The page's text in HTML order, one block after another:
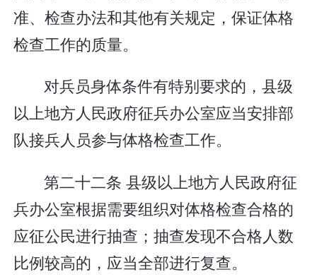
准、检查办法和其他有关规定，保证体格
检查工作的质量。
对兵员身体条件有特别要求的，县级
以上地方人民政府征兵办公室应当安排部
队接兵人员参与体格检查工作。
第二十二条 县级以上地方人民政府征
兵办公室根据需要组织对体格检查合格的
应征公民进行抽查；抽查发现不合格人数
比例较高的，应当全部进行复查。